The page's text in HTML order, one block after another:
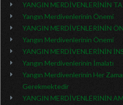
YANGIN MERDİVENLERİNİN
Yangın Merdivenlerinin Önemi
YANGIN MERDİVENLERİNİN
Yangın Merdivenlerinin Önemi
YANGIN MERDİVENLERİNİN
Yangın Merdivenlerinin İmalatı
Yangın Merdivenlerinin Her
Gerekmektedir
YANGIN MERDİVENLERİNİN